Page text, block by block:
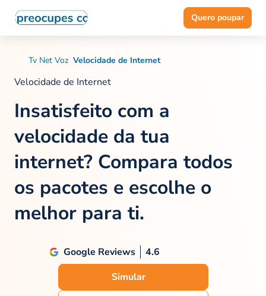
Quero poupar
Tv Net Voz Velocidade de Internet
Velocidade de Internet
Insatisfeito com a
velocidade da tua
internet? Compara todos
os pacotes e escolhe o
melhor para ti.
Google Reviews
4.6
Simular